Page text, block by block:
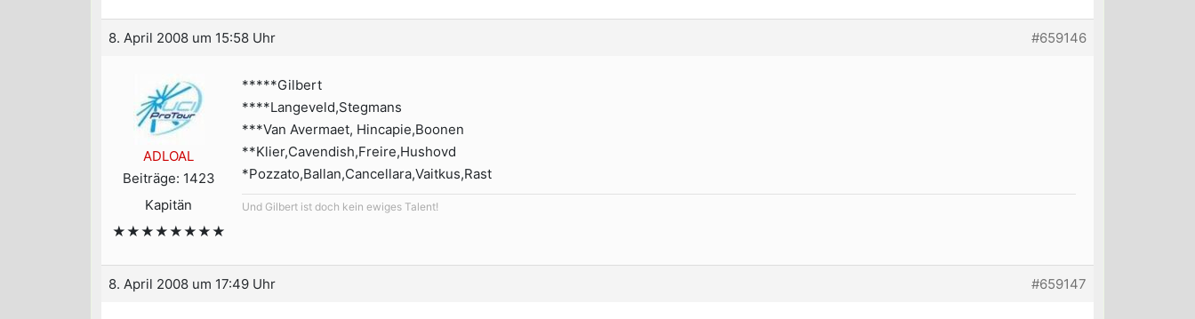
8. April 2008 um 15:58 Uhr #659146
ADLOAL
Beiträge: 1423
Kapitän
★★★★★★★★
*****Gilbert
****Langeveld,Stegmans
***Van Avermaet, Hincapie,Boonen
**Klier,Cavendish,Freire,Hushovd
*Pozzato,Ballan,Cancellara,Vaitkus,Rast
Und Gilbert ist doch kein ewiges Talent!
8. April 2008 um 17:49 Uhr #659147